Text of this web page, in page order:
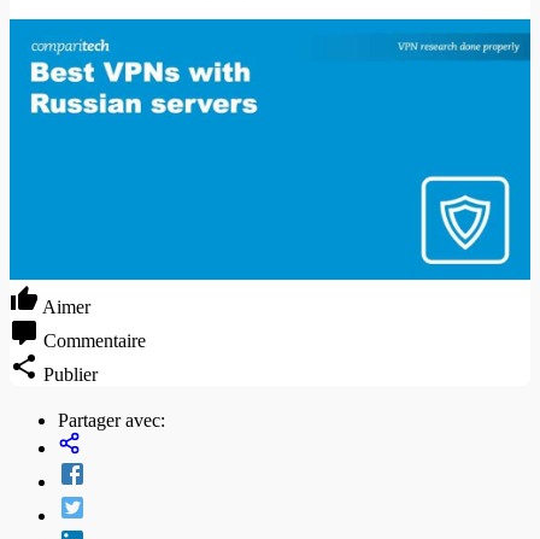
Aimer
Commentaire
Publier
Partager avec: